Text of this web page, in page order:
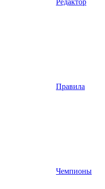
Редактор
Правила
Чемпионы